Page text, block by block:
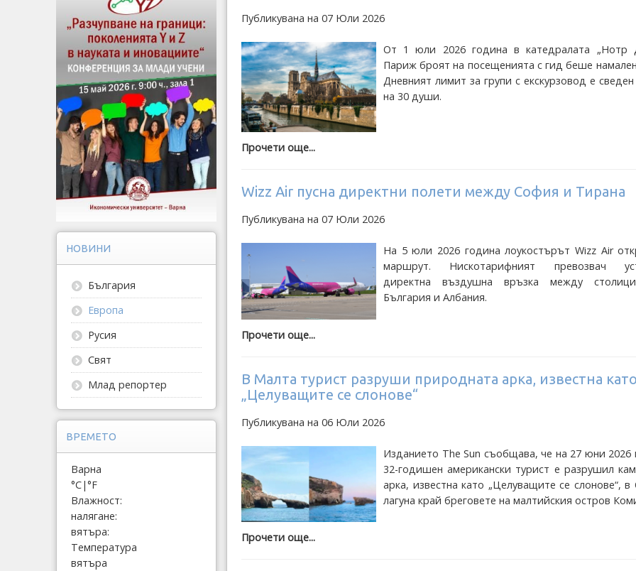
Публикувана на 07 Юли 2026
От 1 юли 2026 година в катедралата „Нотр
Париж броят на посещенията с гид беше намален
Дневният лимит за групи с екскурзовод е
на 30 души.
Прочети още...
Wizz Air пусна директни полети между София и Тирана
Публикувана на 07 Юли 2026
На 5 юли 2026 година лоукостърът Wizz Air
маршрут. Нискотарифният превозвач
директна въздушна връзка между
България и Албания.
Прочети още...
В Малта турист разруши природната арка, известна като
„Целуващите се слонове“
Публикувана на 06 Юли 2026
Изданието The Sun съобщава, че на 27 юни 2026
32-годишен американски турист е разрушил
арка, известна като „Целуващите се слонове“, в
лагуна край бреговете на малтийския остров
Прочети още...
НОВИНИ
България
Европа
Русия
Свят
Млад репортер
ВРЕМЕТО
Варна
°C|°F
Влажност:
налягане:
вятъра:
Температура
вятъра